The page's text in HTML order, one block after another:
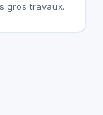
gros travaux.